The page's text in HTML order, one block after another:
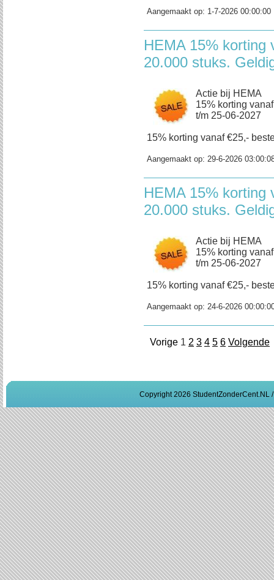
Aangemaakt op: 1-7-2026 00:00:00
HEMA 15% korting
20.000 stuks.
Actie bij HEMA
15% korting
t/m 25-06-2027
15% korting vanaf €25,-
Aangemaakt op: 29-6-2026
HEMA 15% korting
20.000 stuks.
Actie bij HEMA
15% korting
t/m 25-06-2027
15% korting vanaf €25,-
Aangemaakt op: 24-6-2026
Vorige 1 2 3 4 5 6 Volgende
Copyright 2026 StudentZonderCent.NL